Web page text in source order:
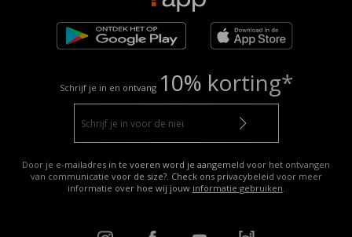
Schrijf je in en ontvang 10% korting*
Door je e-mailadres in te voeren word je aangemeld voor het ontvangen
van communicatie voor de size?. Check ons privacybeleid voor meer
informatie over hoe wij jouw informatie gebruiken.